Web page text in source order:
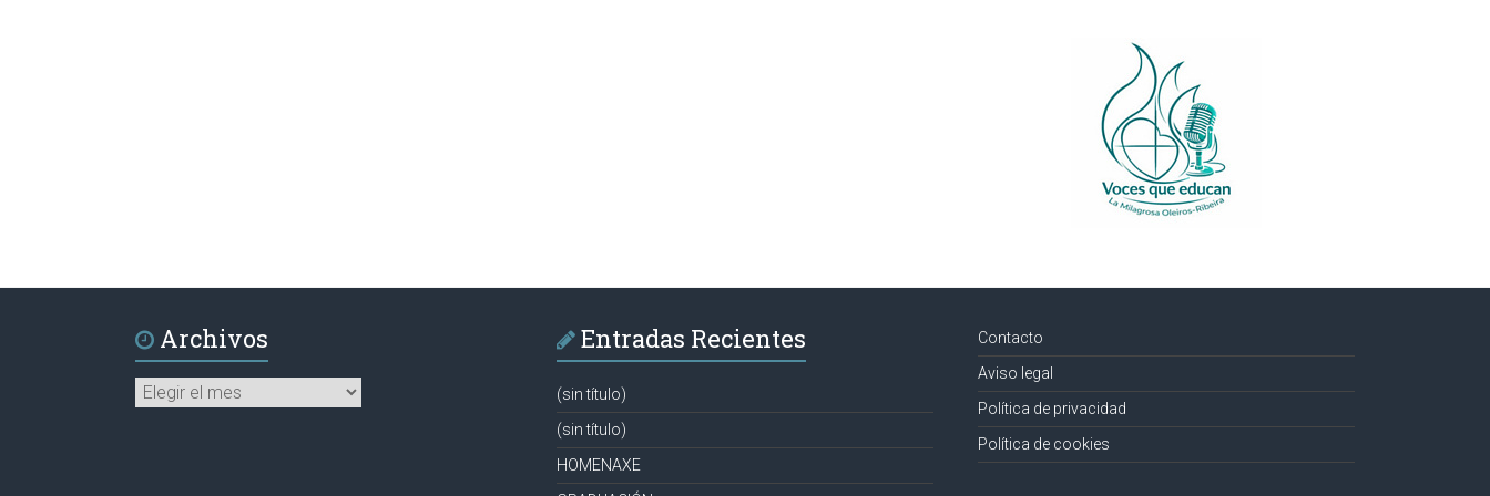
Archivos
Archivos
Entradas Recientes
(sin título)
(sin título)
HOMENAXE
Contacto
Aviso legal
Política de privacidad
Política de cookies